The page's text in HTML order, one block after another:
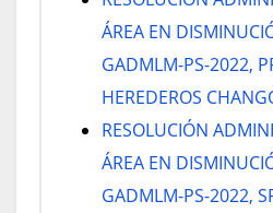
ÁREA EN
GADMLM-PS-2022,
HEREDEROS
RESOLUCIÓN
ÁREA EN
GADMLM-PS-2022,